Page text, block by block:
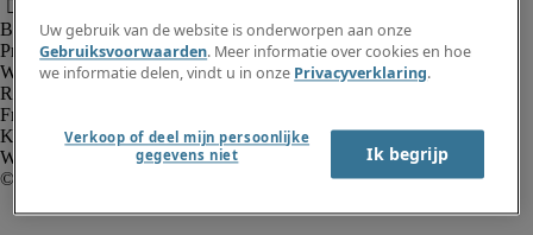
Bedrijfsinformatie
Privacyverklaring
Website en cookies
Rekruteringsvoorwaarden
Fraude alarm
Klokkenluidersregeling
Webmaster feedback
Uw gebruik van de website is onderworpen aan onze
Gebruiksvoorwaarden. Meer informatie over cookies en hoe
we informatie delen, vindt u in onze Privacyverklaring.
Verkoop of deel mijn persoonlijke
gegevens niet
Ik begrijp